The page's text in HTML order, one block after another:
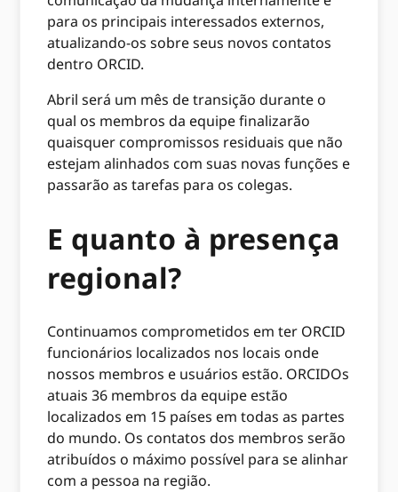
para os principais interessados ​​externos,
atualizando-os sobre seus novos contatos
dentro ORCID.
Abril será um mês de transição durante o
qual os membros da equipe finalizarão
quaisquer compromissos residuais que não
estejam alinhados com suas novas funções e
passarão as tarefas para os colegas.
E quanto à presença
regional?
Continuamos comprometidos em ter ORCID
funcionários localizados nos locais onde
nossos membros e usuários estão. ORCIDOs
atuais 36 membros da equipe estão
localizados em 15 países em todas as partes
do mundo. Os contatos dos membros serão
atribuídos o máximo possível para se alinhar
com a pessoa na região.